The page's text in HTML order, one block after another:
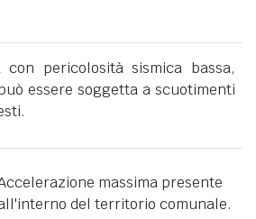
con pericolosità sismica bassa,
essere soggetta a scuotimenti
massima presente
del territorio comunale.